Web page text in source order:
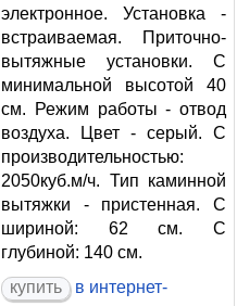
электронное. Установка -
встраиваемая. Приточно-
вытяжные установки. С
минимальной высотой 40
см. Режим работы - отвод
воздуха. Цвет - серый. С
производительностью:
2050куб.м/ч. Тип каминной
вытяжки - пристенная. С
шириной: 62 см. С
глубиной: 140 см.
купить в интернет-